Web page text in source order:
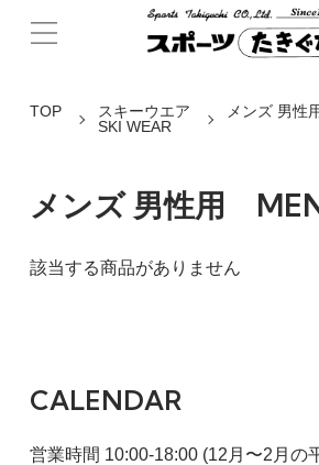
TOP
スキーウエア
SKI WEAR
メンズ 男
メンズ 男性用
該当する商品がありません
CALENDAR
営業時間 10:00-18:00 (12月〜2月の